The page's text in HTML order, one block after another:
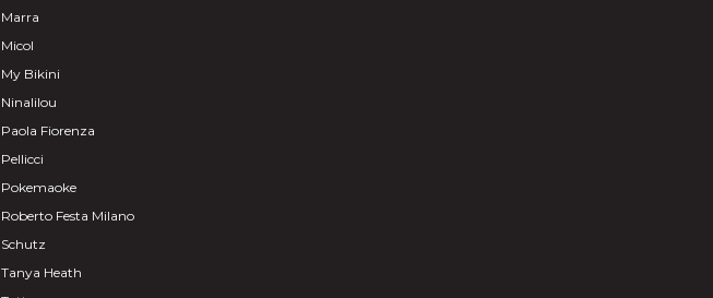
Marra
Micol
My Bikini
Ninalilou
Paola Fiorenza
Pellicci
Pokemaoke
Roberto Festa Milano
Schutz
Tanya Heath